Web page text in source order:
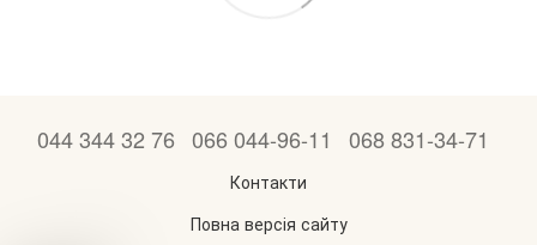
044 344 32 76 066 044-96-11 068 831-34-71
Контакти
Повна версія сайту